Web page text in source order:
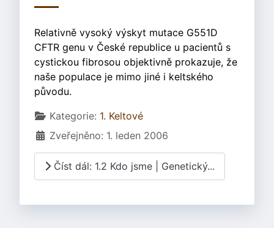
Relativně vysoký výskyt mutace G551D
CFTR genu v České republice u pacientů s
cystickou fibrosou objektivně prokazuje, že
naše populace je mimo jiné i keltského
původu.
Základní údaje
Kategorie: 1. Keltové
Zveřejněno: 1. leden 2006
Číst dál: 1.2 Kdo jsme | Genetický...